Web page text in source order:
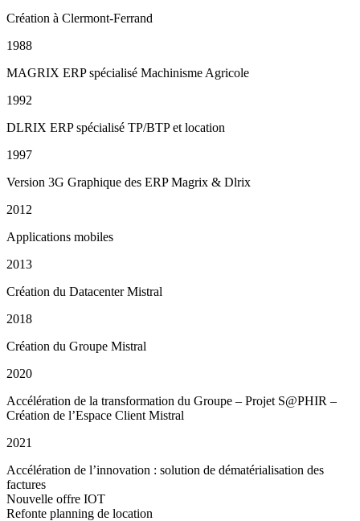
Création à Clermont-Ferrand
1988
MAGRIX ERP spécialisé Machinisme Agricole
1992
DLRIX ERP spécialisé TP/BTP et location
1997
Version 3G Graphique des ERP Magrix & Dlrix
2012
Applications mobiles
2013
Création du Datacenter Mistral
2018
Création du Groupe Mistral
2020
Accélération de la transformation du Groupe – Projet S@PHIR –
Création de l’Espace Client Mistral
2021
Accélération de l’innovation : solution de dématérialisation des
factures
Nouvelle offre IOT
Refonte planning de location